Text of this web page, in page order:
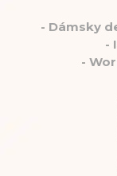
- Dámsky
-
-